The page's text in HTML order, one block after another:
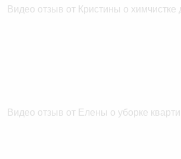
Видео отзыв от Кристины о химчистке
Видео отзыв от Елены о уборке